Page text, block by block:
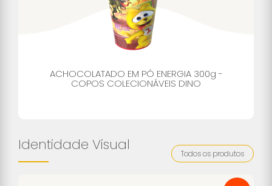
ACHOCOLATADO EM PÓ ENERGIA 300g -
COPOS COLECIONÁVEIS DINO
Identidade Visual Todos os produtos